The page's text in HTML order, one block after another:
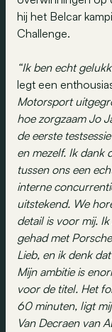
hij het Belcar
Challenge.
“Ik ben echt
legt een
Motorsport
hoe zorgzaam Jo
de eerste
en mezelf. Ik dank
tussen ons een
interne
uitstekend. We
detail is voor mij.
gehad met
Lieb, en ik denk
Mijn ambitie is
voor de titel. Het
60 minuten, ligt
Van Decraen van